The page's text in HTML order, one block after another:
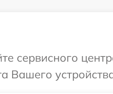
сервисного
Вашего